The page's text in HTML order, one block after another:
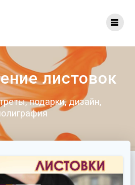
листовок
подарки, дизайн,